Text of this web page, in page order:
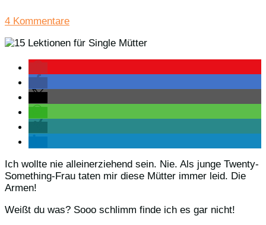
4 Kommentare
Ich wollte nie alleinerziehend sein. Nie. Als junge Twenty-
Something-Frau taten mir diese Mütter immer leid. Die
Armen!
Weißt du was? Sooo schlimm finde ich es gar nicht!